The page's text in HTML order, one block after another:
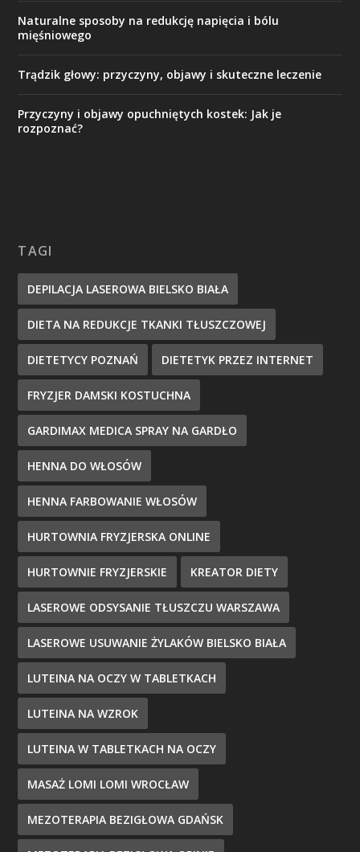
Naturalne sposoby na redukcję napięcia i bólu
mięśniowego
Trądzik głowy: przyczyny, objawy i skuteczne leczenie
Przyczyny i objawy opuchniętych kostek: Jak je
rozpoznać?
TAGI
DEPILACJA LASEROWA BIELSKO BIAŁA
DIETA NA REDUKCJE TKANKI TŁUSZCZOWEJ
DIETETYCY POZNAŃ DIETETYK PRZEZ INTERNET
FRYZJER DAMSKI KOSTUCHNA
GARDIMAX MEDICA SPRAY NA GARDŁO
HENNA DO WŁOSÓW
HENNA FARBOWANIE WŁOSÓW
HURTOWNIA FRYZJERSKA ONLINE
HURTOWNIE FRYZJERSKIE KREATOR DIETY
LASEROWE ODSYSANIE TŁUSZCZU WARSZAWA
LASEROWE USUWANIE ŻYLAKÓW BIELSKO BIAŁA
LUTEINA NA OCZY W TABLETKACH
LUTEINA NA WZROK
LUTEINA W TABLETKACH NA OCZY
MASAŻ LOMI LOMI WROCŁAW
MEZOTERAPIA BEZIGŁOWA GDAŃSK